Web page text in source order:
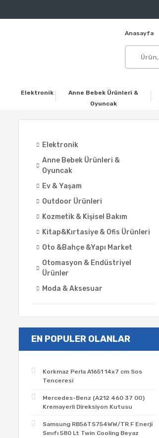
Anasayfa
Elektronik
Anne Bebek Ürünleri &
Oyuncak
Elektronik
Anne Bebek Ürünleri &
Oyuncak
Ev & Yaşam
Outdoor Ürünleri
Kozmetik & Kişisel Bakım
Kitap&Kırtasiye & Ofis Ürünleri
Oto &Bahçe &Yapı Market
Otomasyon & Endüstriyel
Ürünler
Moda & Aksesuar
EN POPULER OLANLAR
Korkmaz Perla A1651 14x7 cm Sos
Tenceresi
Mercedes-Benz (A212 460 37 00)
Kremayerli Direksiyon Kutusu
Samsung RB56TS754WW/TR F Enerji
Sınıfı 580 Lt Twin Cooling Beyaz